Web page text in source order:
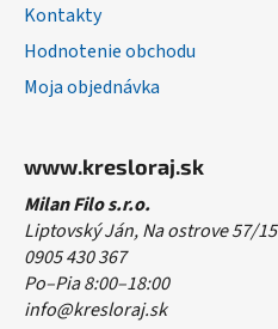
Kontakty
Hodnotenie obchodu
Moja objednávka
www.kresloraj.sk
Milan Filo s.r.o.
Liptovský Ján, Na ostrove 57/15
0905 430 367
Po–Pia 8:00–18:00
info@kresloraj.sk